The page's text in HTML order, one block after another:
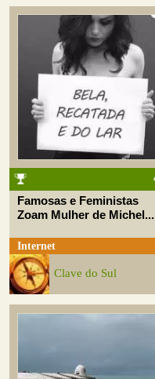
Famosas e Feministas
Zoam Mulher de Michel...
Internet
Clave do Sul